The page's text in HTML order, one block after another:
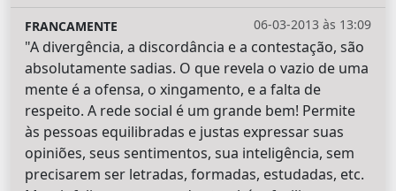
06-03-2013 às 13:09
FRANCAMENTE
"A divergência, a discordância e a contestação, são
absolutamente sadias. O que revela o vazio de uma
mente é a ofensa, o xingamento, e a falta de
respeito. A rede social é um grande bem! Permite
às pessoas equilibradas e justas expressar suas
opiniões, seus sentimentos, sua inteligência, sem
precisarem ser letradas, formadas, estudadas, etc.